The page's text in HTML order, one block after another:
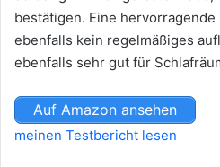
bestätigen. Eine
ebenfalls kein regelmäßiges
ebenfalls sehr gut für
Auf Amazon ansehen
meinen Testbericht lesen